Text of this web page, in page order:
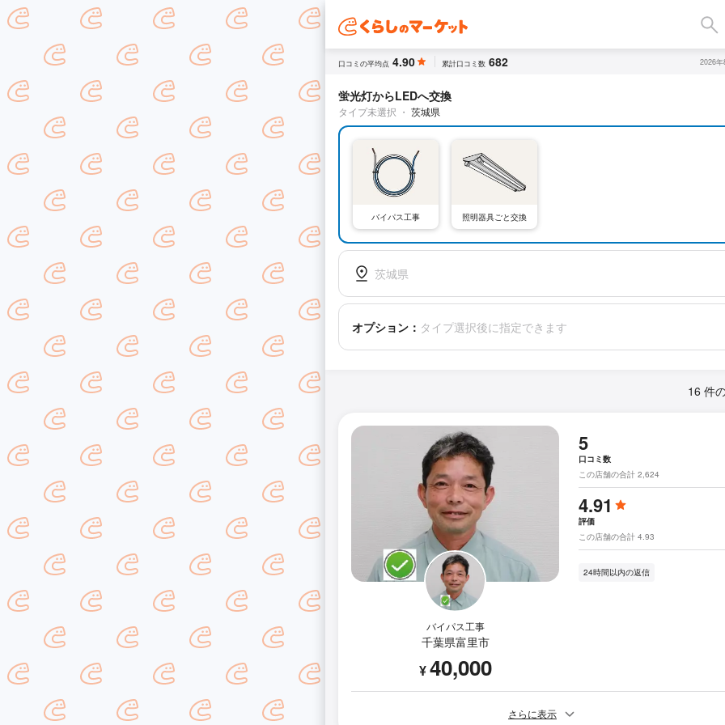
口コミの平均点 4.90 累計口コミ数 682 2026
蛍光灯からLEDへ交換
タイプ未選択 ・ 茨城県
バイパス工事 照明器具ごと交換
茨城県
オプション： タイプ選択後に指定できます
16 件
バイパス工事
千葉県富里市
¥40,000
5
口コミ数
この店舗の合計 2,624
4.91
評価
この店舗の合計 4.93
24時間以内の返信
さらに表示